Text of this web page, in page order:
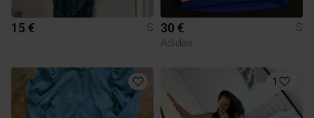
15 € S 30 €
S
Adidas
1